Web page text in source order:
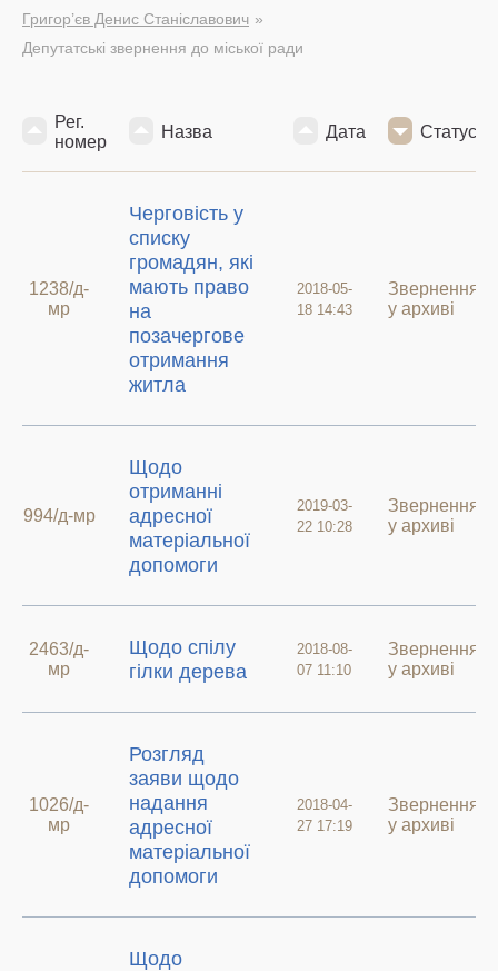
Григор’єв Денис Станіславович
Депутатські звернення до міської ради
Рег.
номер
Назва Дата Статус
1238/д-
мр
Черговість у
списку
громадян, які
мають право
на
позачергове
отримання
житла
2018-05-
18 14:43
Звернення
у архиві
994/д-мр
Щодо
отриманні
адресної
матеріальної
допомоги
2019-03-
22 10:28
Звернення
у архиві
2463/д-
мр
Щодо спілу
гілки дерева
2018-08-
07 11:10
Звернення
у архиві
1026/д-
мр
Розгляд
заяви щодо
надання
адресної
матеріальної
допомоги
2018-04-
27 17:19
Звернення
у архиві
Щодо